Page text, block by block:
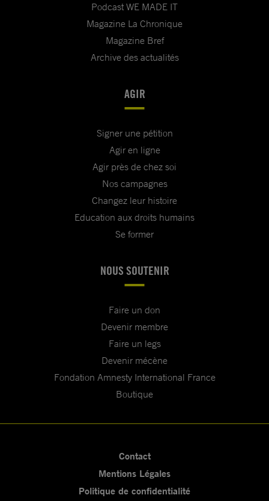
Podcast WE MADE IT
Magazine La Chronique
Magazine Bref
Archive des actualités
AGIR
Signer une pétition
Agir en ligne
Agir près de chez soi
Nos campagnes
Changez leur histoire
Education aux droits humains
Se former
NOUS SOUTENIR
Faire un don
Devenir membre
Faire un legs
Devenir mécène
Fondation Amnesty International France
Boutique
Contact
Mentions Légales
Politique de confidentialité